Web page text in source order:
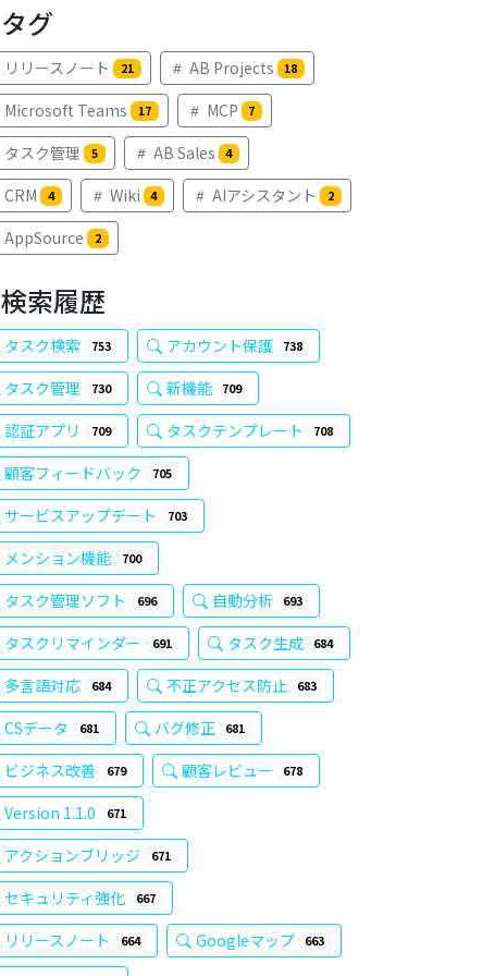
タグ
リリースノート 21 AB Projects 18
Microsoft Teams 17 MCP 7
タスク管理 5 AB Sales 4
CRM 4 Wiki 4 AIアシスタント 2
AppSource 2
検索履歴
タスク検索 753 アカウント保護 738
タスク管理 730 新機能 709
認証アプリ 709 タスクテンプレート 708
顧客フィードバック 705
サービスアップデート 703
メンション機能 700
タスク管理ソフト 696 自動分析 693
タスクリマインダー 691 タスク生成 684
多言語対応 684 不正アクセス防止 683
CSデータ 681 バグ修正 681
ビジネス改善 679 顧客レビュー 678
Version 1.1.0 671
アクションブリッジ 671
セキュリティ強化 667
リリースノート 664 Googleマップ 663